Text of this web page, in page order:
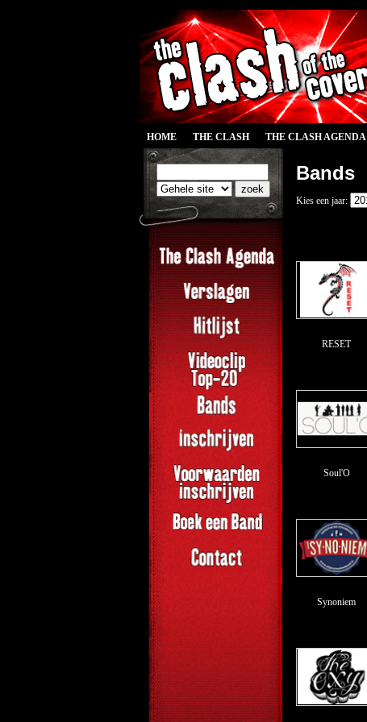
HOME THE CLASH THE CLASH AGENDA
Bands
Kies een jaar:
RESET
Soul'O
Synoniem